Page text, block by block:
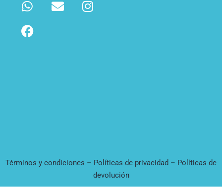
Términos y condiciones – Políticas de privacidad – Políticas de
devolución